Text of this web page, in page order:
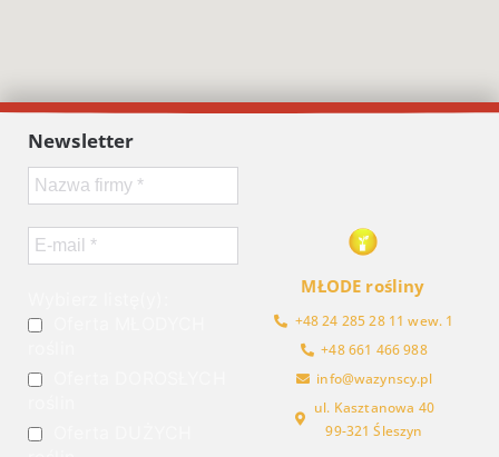
Newsletter
MŁODE rośliny
+48 24 285 28 11 wew. 1
+48 661 466 988
info@wazynscy.pl
ul. Kasztanowa 40
99-321 Śleszyn